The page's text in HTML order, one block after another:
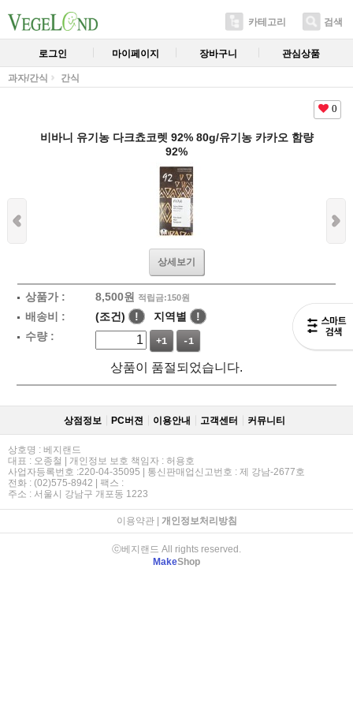
카테고리 검색
로그인 마이페이지 장바구니 관심상품
과자/간식 간식
0
비바니 유기농 다크쵸코렛 92% 80g/유기농 카카오 함량
92%
상세보기
상품가 : 8,500원 적립금:150원
배송비 : (조건) ! 지역별
!
수량 :
+1 -1
상품이 품절되었습니다.
상점정보 PC버젼 이용안내 고객센터 커뮤니티
상호명 : 베지랜드
대표 : 오종철 | 개인정보 보호 책임자 : 허용호
사업자등록번호 :220-04-35095 | 통신판매업신고번호 : 제 강남-2677호
전화 : (02)575-8942 | 팩스 :
주소 : 서울시 강남구 개포동 1223
이용약관| 개인정보처리방침
ⓒ베지랜드 All rights reserved.
MakeShop